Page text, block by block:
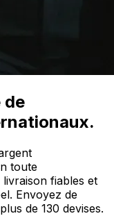
de
toute
fiables et
Envoyez de
de 130 devises.